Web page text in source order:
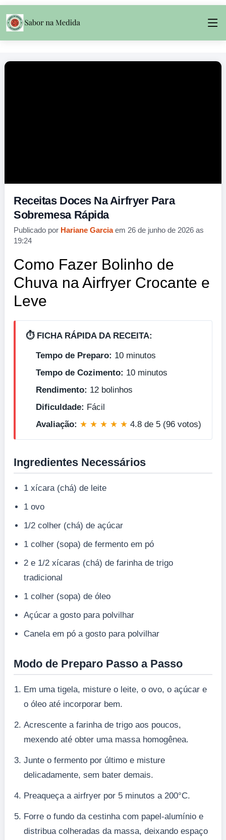
Receitas Doces Na Airfryer Para
Sobremesa Rápida
Publicado por Hariane Garciaem 26 de junho de 2026 as
19:24
Como Fazer Bolinho de
Chuva na Airfryer Crocante e
Leve
⏱️ FICHA RÁPIDA DA RECEITA:
Tempo de Preparo: 10 minutos
Tempo de Cozimento: 10 minutos
Rendimento: 12 bolinhos
Dificuldade: Fácil
Avaliação: ★ ★ ★ ★ ★ 4.8 de 5 (96 votos)
Ingredientes Necessários
1 xícara (chá) de leite
1 ovo
1/2 colher (chá) de açúcar
1 colher (sopa) de fermento em pó
2 e 1/2 xícaras (chá) de farinha de trigo
tradicional
1 colher (sopa) de óleo
Açúcar a gosto para polvilhar
Canela em pó a gosto para polvilhar
Modo de Preparo Passo a Passo
Em uma tigela, misture o leite, o ovo, o açúcar e
o óleo até incorporar bem.
Acrescente a farinha de trigo aos poucos,
mexendo até obter uma massa homogênea.
Junte o fermento por último e misture
delicadamente, sem bater demais.
Preaqueça a airfryer por 5 minutos a 200°C.
Forre o fundo da cestinha com papel-alumínio e
distribua colheradas da massa, deixando espaço